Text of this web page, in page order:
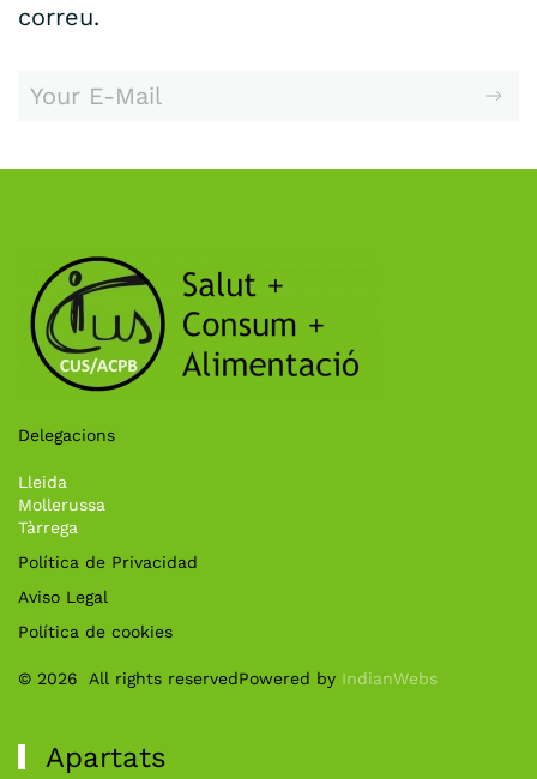
correu.
Delegacions
Lleida
Mollerussa
Tàrrega
Política de Privacidad
Aviso Legal
Política de cookies
© 2026 All rights reservedPowered by IndianWebs
Apartats